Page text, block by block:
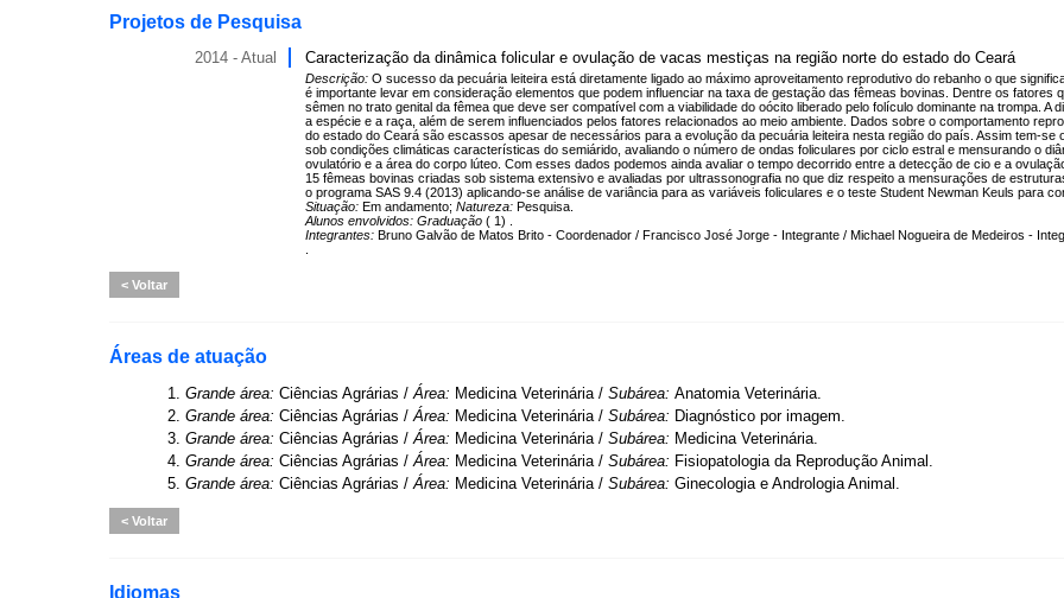
Projetos de Pesquisa
2014 - Atual Caracterização da dinâmica folicular e ovulação de vacas mestiças na região norte do estado do Ceará
Descrição: O sucesso da pecuária leiteira está diretamente ligado ao máximo aproveitamento reprodutivo do rebanho o que
é importante levar em consideração elementos que podem influenciar na taxa de gestação das fêmeas bovinas. Dentre os
sêmen no trato genital da fêmea que deve ser compatível com a viabilidade do oócito liberado pelo folículo dominante na trompa.
a espécie e a raça, além de serem influenciados pelos fatores relacionados ao meio ambiente. Dados sobre o comportamento
do estado do Ceará são escassos apesar de necessários para a evolução da pecuária leiteira nesta região do país. Assim tem-
sob condições climáticas características do semiárido, avaliando o número de ondas foliculares por ciclo estral e mensurando o
ovulatório e a área do corpo lúteo. Com esses dados podemos ainda avaliar o tempo decorrido entre a detecção de cio e a
15 fêmeas bovinas criadas sob sistema extensivo e avaliadas por ultrassonografia no que diz respeito a mensurações de
o programa SAS 9.4 (2013) aplicando-se análise de variância para as variáveis foliculares e o teste Student Newman Keuls para
Situação: Em andamento; Natureza: Pesquisa.
Alunos envolvidos: Graduação ( 1) .
Integrantes: Bruno Galvão de Matos Brito - Coordenador / Francisco José Jorge - Integrante / Michael Nogueira de Medeiros -
Voltar
Áreas de atuação
1. Grande área: Ciências Agrárias /Área: Medicina Veterinária / Subárea: Anatomia Veterinária.
2. Grande área: Ciências Agrárias /Área: Medicina Veterinária / Subárea: Diagnóstico por imagem.
3. Grande área: Ciências Agrárias /Área: Medicina Veterinária / Subárea: Medicina Veterinária.
4. Grande área: Ciências Agrárias /Área: Medicina Veterinária / Subárea: Fisiopatologia da Reprodução Animal.
5. Grande área: Ciências Agrárias /Área: Medicina Veterinária / Subárea: Ginecologia e Andrologia Animal.
Voltar
Idiomas